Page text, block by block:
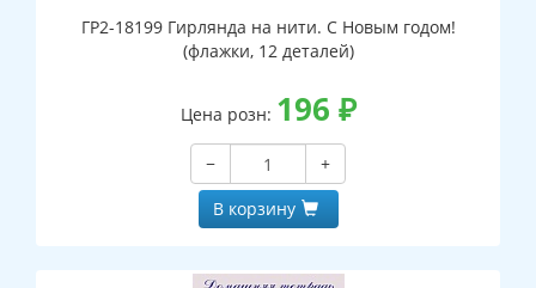
ГР2-18199 Гирлянда на нити. С Новым годом!
(флажки, 12 деталей)
Цена розн: 196 ₽
−
+
В корзину